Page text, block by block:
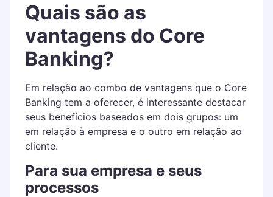
Quais são as
vantagens do Core
Banking?
Em relação ao combo de vantagens que o Core
Banking tem a oferecer, é interessante destacar
seus benefícios baseados em dois grupos: um
em relação à empresa e o outro em relação ao
cliente.
Para sua empresa e seus
processos